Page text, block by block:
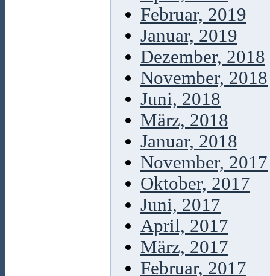
Februar, 2019
Januar, 2019
Dezember, 2018
November, 2018
Juni, 2018
März, 2018
Januar, 2018
November, 2017
Oktober, 2017
Juni, 2017
April, 2017
März, 2017
Februar, 2017